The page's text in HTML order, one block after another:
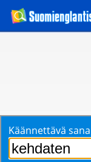
Käännettävä